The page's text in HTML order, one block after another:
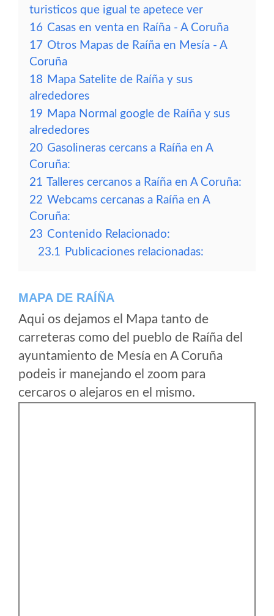
turisticos que igual te apetece ver
16 Casas en venta en Raíña - A Coruña
17 Otros Mapas de Raíña en Mesía - A
Coruña
18 Mapa Satelite de Raíña y sus
alrededores
19 Mapa Normal google de Raíña y sus
alrededores
20 Gasolineras cercans a Raíña en A
Coruña:
21 Talleres cercanos a Raíña en A Coruña:
22 Webcams cercanas a Raíña en A
Coruña:
23 Contenido Relacionado:
23.1 Publicaciones relacionadas:
MAPA DE RAÍÑA
Aqui os dejamos el Mapa tanto de
carreteras como del pueblo de Raíña del
ayuntamiento de Mesía en A Coruña
podeis ir manejando el zoom para
cercaros o alejaros en el mismo.